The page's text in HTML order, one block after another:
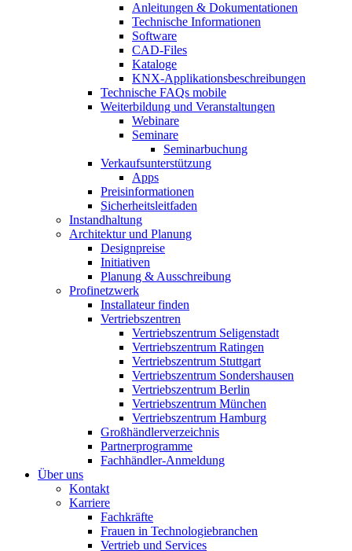
Anleitungen & Dokumentationen
Technische Informationen
Software
CAD-Files
Kataloge
KNX-Applikationsbeschreibungen
Technische FAQs mobile
Weiterbildung und Veranstaltungen
Webinare
Seminare
Seminarbuchung
Verkaufsunterstützung
Apps
Preisinformationen
Sicherheitsleitfaden
Instandhaltung
Architektur und Planung
Designpreise
Initiativen
Planung & Ausschreibung
Profinetzwerk
Installateur finden
Vertriebszentren
Vertriebszentrum Seligenstadt
Vertriebszentrum Ratingen
Vertriebszentrum Stuttgart
Vertriebszentrum Sondershausen
Vertriebszentrum Berlin
Vertriebszentrum München
Vertriebszentrum Hamburg
Großhändlerverzeichnis
Partnerprogramme
Fachhändler-Anmeldung
Über uns
Kontakt
Karriere
Fachkräfte
Frauen in Technologiebranchen
Vertrieb und Services